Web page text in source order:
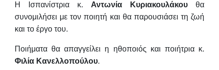
Η Ισπανίστρια κ. Αντωνία Κυριακουλάκου θα
συνομιλήσει με τον ποιητή και θα παρουσιάσει τη ζωή
και το έργο του.
Ποιήματα θα απαγγείλει η ηθοποιός και ποιήτρια κ.
Φιλία Κανελλοπούλου.